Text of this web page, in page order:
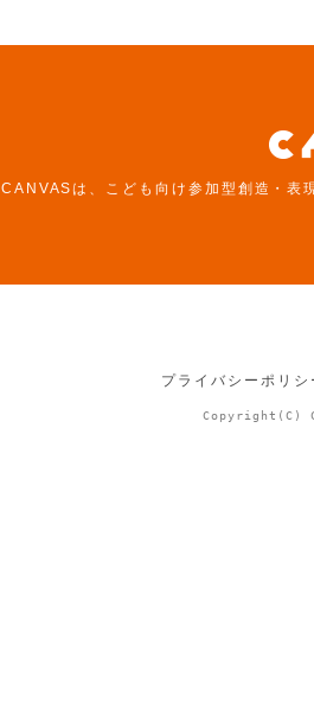
CANVASは、こども向け参加型創造・表
プライバシーポリ
Copyright(C)